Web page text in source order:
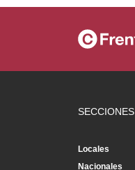
SECCIONES
Locales
Nacionales